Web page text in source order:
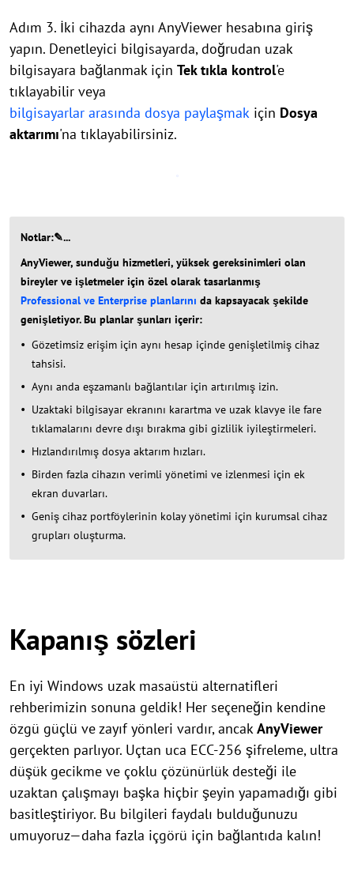
Adım 3. İki cihazda aynı AnyViewer hesabına giriş
yapın. Denetleyici bilgisayarda, doğrudan uzak
bilgisayara bağlanmak için Tek tıkla kontrol'e
tıklayabilir veya
bilgisayarlar arasında dosya paylaşmak için Dosya
aktarımı'na tıklayabilirsiniz.
Notlar:✎...
AnyViewer, sunduğu hizmetleri, yüksek gereksinimleri olan
bireyler ve işletmeler için özel olarak tasarlanmış
Professional ve Enterprise planlarını da kapsayacak şekilde
genişletiyor. Bu planlar şunları içerir:
Gözetimsiz erişim için aynı hesap içinde genişletilmiş cihaz
tahsisi.
Aynı anda eşzamanlı bağlantılar için artırılmış izin.
Uzaktaki bilgisayar ekranını karartma ve uzak klavye ile fare
tıklamalarını devre dışı bırakma gibi gizlilik iyileştirmeleri.
Hızlandırılmış dosya aktarım hızları.
Birden fazla cihazın verimli yönetimi ve izlenmesi için ek
ekran duvarları.
Geniş cihaz portföylerinin kolay yönetimi için kurumsal cihaz
grupları oluşturma.
Kapanış sözleri
En iyi Windows uzak masaüstü alternatifleri
rehberimizin sonuna geldik! Her seçeneğin kendine
özgü güçlü ve zayıf yönleri vardır, ancakAnyViewer
gerçekten parlıyor. Uçtan uca ECC-256 şifreleme, ultra
düşük gecikme ve çoklu çözünürlük desteği ile
uzaktan çalışmayı başka hiçbir şeyin yapamadığı gibi
basitleştiriyor. Bu bilgileri faydalı bulduğunuzu
umuyoruz—daha fazla içgörü için bağlantıda kalın!